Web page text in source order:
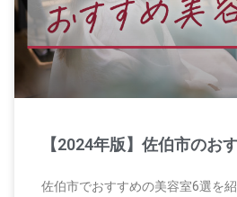
【2024年版】佐伯市のお
佐伯市でおすすめの美容室6選を